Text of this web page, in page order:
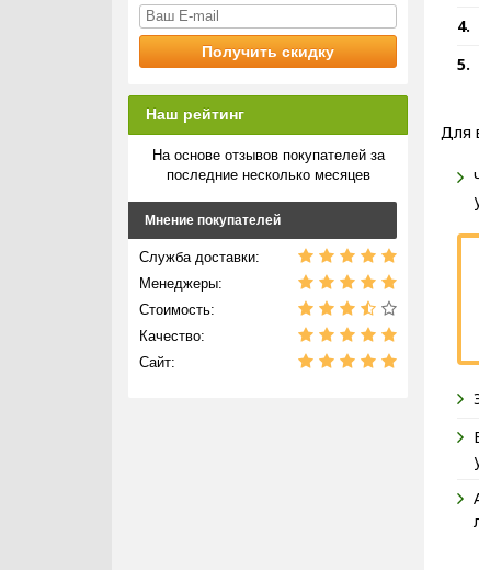
Для
Наш рейтинг
На основе отзывов покупателей за
последние несколько месяцев
Мнение покупателей
Служба доставки:
Менеджеры:
Стоимость:
Качество:
Сайт: